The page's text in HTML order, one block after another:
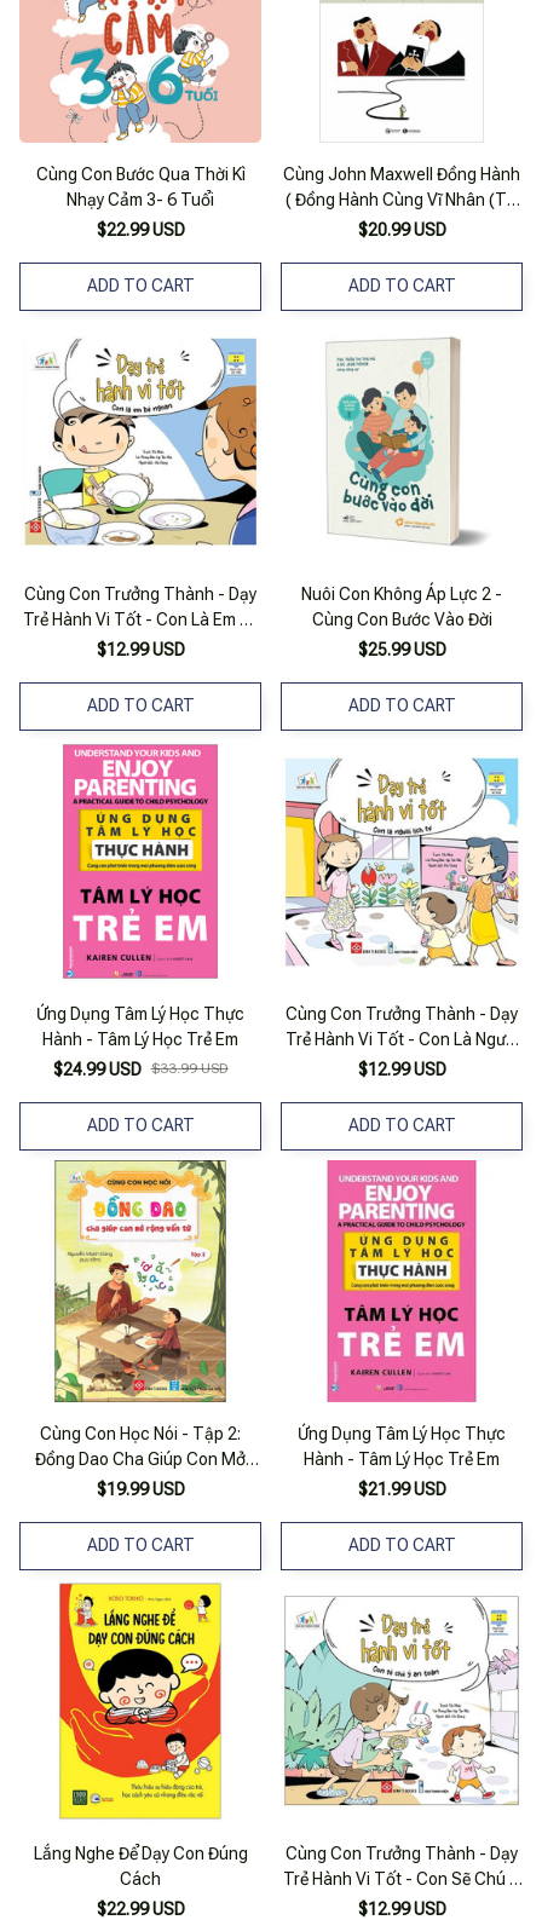
Cùng Con Bước Qua Thời Kì
Nhạy Cảm 3- 6 Tuổi
$22.99 USD
ADD TO CART
Cùng John Maxwell Đồng Hành
( Đồng Hành Cùng Vĩ Nhân (Tái
Bản) )
$20.99 USD
ADD TO CART
Cùng Con Trưởng Thành - Dạy
Trẻ Hành Vi Tốt - Con Là Em Bé
Ngoan
$12.99 USD
ADD TO CART
Nuôi Con Không Áp Lực 2 -
Cùng Con Bước Vào Đời
$25.99 USD
ADD TO CART
Ứng Dụng Tâm Lý Học Thực
Hành - Tâm Lý Học Trẻ Em
$24.99 USD $33.99 USD
ADD TO CART
Cùng Con Trưởng Thành - Dạy
Trẻ Hành Vi Tốt - Con Là Người
Lịch Sự
$12.99 USD
ADD TO CART
Cùng Con Học Nói - Tập 2:
Đồng Dao Cha Giúp Con Mở
Rộng Vốn Từ
$19.99 USD
ADD TO CART
Ứng Dụng Tâm Lý Học Thực
Hành - Tâm Lý Học Trẻ Em
$21.99 USD
ADD TO CART
Lắng Nghe Để Dạy Con Đúng
Cách
$22.99 USD
Cùng Con Trưởng Thành - Dạy
Trẻ Hành Vi Tốt - Con Sẽ Chú Ý
An Toàn
$12.99 USD